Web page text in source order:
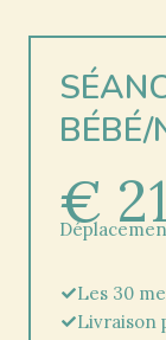
€
Les 30
Livraison